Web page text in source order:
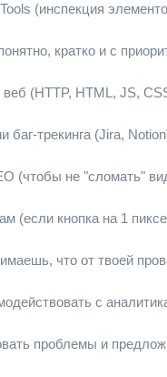
(инспекция
кратко и с
(HTTP, HTML, JS,
трекинга (Jira,
(чтобы не "сломать"
(если кнопка на 1
что от твоей
с
проблемы и